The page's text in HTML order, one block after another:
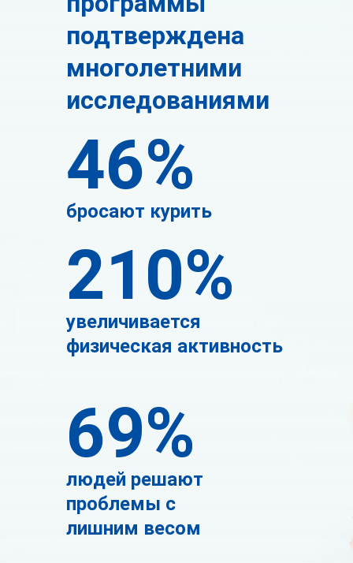
подтверждена
многолетними
исследованиями
46%
бросают курить
210%
увеличивается
физическая активность
69%
людей решают
проблемы с
лишним весом